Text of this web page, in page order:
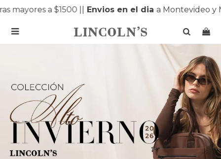
a $1500 ||Envios en el dia a Montevideo y
